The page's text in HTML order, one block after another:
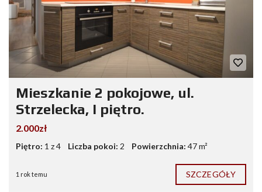
Mieszkanie 2 pokojowe, ul.
Strzelecka, I piętro.
2.000zł
Piętro: 1 z 4 Liczba pokoi: 2 Powierzchnia: 47 m²
1 rok temu SZCZEGÓŁY